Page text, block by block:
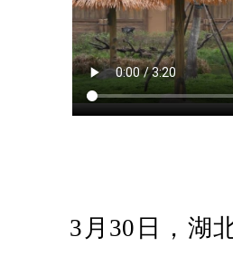
3月30日，湖北